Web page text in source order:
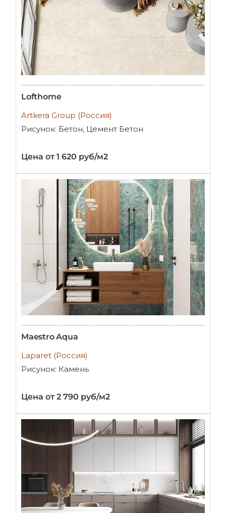
Lofthome
Artkera Group (Россия)
Рисунок: Бетон, Цемент Бетон
Цена от 1 620 руб/м2
Maestro Aqua
Laparet (Россия)
Рисунок: Камень
Цена от 2 790 руб/м2